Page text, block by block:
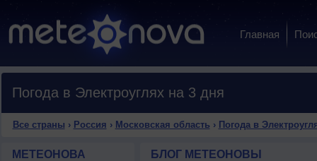
Главная
Погода в Электроуглях на 3 дня
Все страны › Россия › Московская область › Погода в
МЕТЕОНОВА БЛОГ МЕТЕОНОВЫ